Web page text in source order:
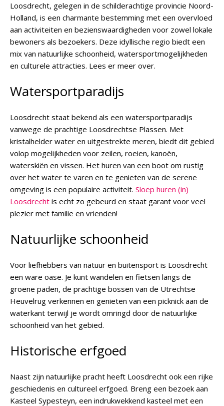
Loosdrecht, gelegen in de schilderachtige provincie Noord-
Holland, is een charmante bestemming met een overvloed
aan activiteiten en bezienswaardigheden voor zowel lokale
bewoners als bezoekers. Deze idyllische regio biedt een
mix van natuurlijke schoonheid, watersportmogelijkheden
en culturele attracties. Lees er meer over.
Watersportparadijs
Loosdrecht staat bekend als een watersportparadijs
vanwege de prachtige Loosdrechtse Plassen. Met
kristalhelder water en uitgestrekte meren, biedt dit gebied
volop mogelijkheden voor zeilen, roeien, kanoën,
waterskiën en vissen. Het huren van een boot om rustig
over het water te varen en te genieten van de serene
omgeving is een populaire activiteit. Sloep huren (in)
Loosdrecht is echt zo gebeurd en staat garant voor veel
plezier met familie en vrienden!
Natuurlijke schoonheid
Voor liefhebbers van natuur en buitensport is Loosdrecht
een ware oase. Je kunt wandelen en fietsen langs de
groene paden, de prachtige bossen van de Utrechtse
Heuvelrug verkennen en genieten van een picknick aan de
waterkant terwijl je wordt omringd door de natuurlijke
schoonheid van het gebied.
Historische erfgoed
Naast zijn natuurlijke pracht heeft Loosdrecht ook een rijke
geschiedenis en cultureel erfgoed. Breng een bezoek aan
Kasteel Sypesteyn, een indrukwekkend kasteel met een